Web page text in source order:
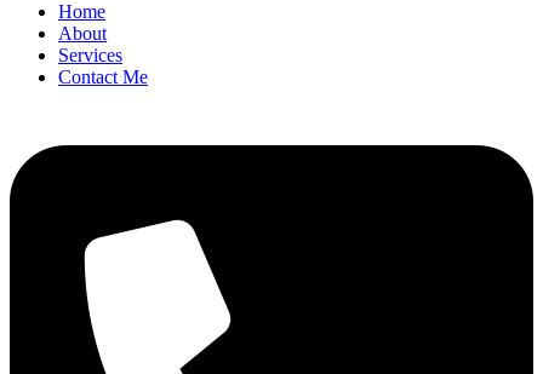
Home
About
Services
Contact Me